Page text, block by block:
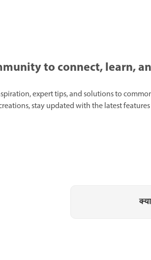
to connect, learn,
expert tips, and solutions to
stay updated with the latest